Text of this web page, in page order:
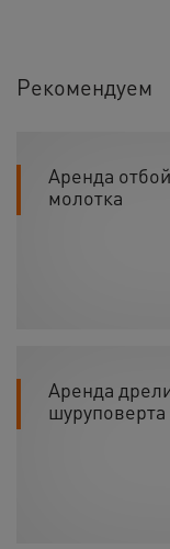
Рекомендуем
Аренда
молотка
Аренда
шуруповерта